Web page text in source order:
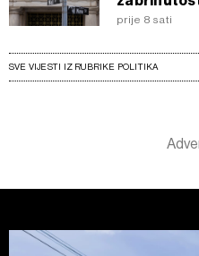
prije 8 sati
SVE VIJESTI IZ RUBRIKE POLITIKA